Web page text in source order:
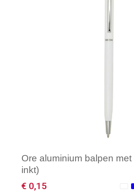
Ore aluminium balpen
inkt)
€ 0,15